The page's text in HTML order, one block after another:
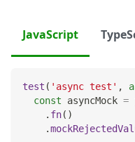
JavaScript
test ( 'async test' ,
const asyncMock =
. fn( )
.